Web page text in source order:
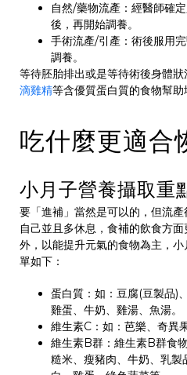
自然/藥物流產：經醫師確
後，再開始調養。
手術流產/引產：術後服用
調養。
等待胚胎排出或是等待術後身體
滴雞精等含優質蛋白質的食物幫助
吃什麼更適合
小月子營養攝取重
要「進補」當然是可以的，但流
自己並且多休息，食補的飲食方
外，以能提升元氣的食物為主，
單如下：
蛋白質：如：豆腐(豆製品)
雞蛋、牛奶、雞湯、魚湯。
維生素C：如：芭樂、奇異
維生素B群：維生素B群食
糙米、瘦豬肉、牛奶、乳